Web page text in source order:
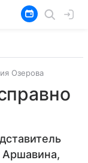
Озерова
Аршавина,